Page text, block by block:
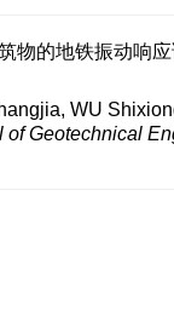
的地铁振动响
WU
of Geotechnical